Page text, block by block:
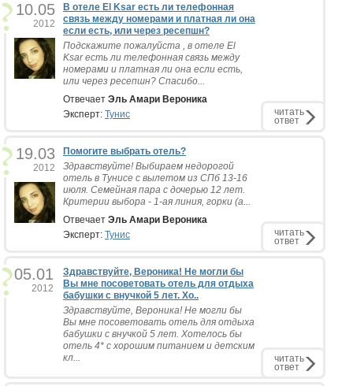
10.05
2012
В отеле El Ksar есть ли телефонная
связь между номерами и платная ли она
если есть, или через ресепшн?
Подскажите пожалуйста , в отеле El
Ksar есть ли телефонная связь между
номерами и платная ли она если есть,
или через ресепшн? Спасибо...
Отвечает Эль Амари Вероника
Эксперт: Тунис читать
ответ
19.03
2012
Помогите выбрать отель?
Здравствуйте! Выбираем недорогой
отель в Тунисе с вылетом из СПб 13-16
июля. Семейная пара с дочерью 12 лет.
Критерии выбора - 1-ая линия, горки (а...
Отвечает Эль Амари Вероника
Эксперт: Тунис читать
ответ
05.01
2012
Здравствуйте, Вероника! Не могли бы
Вы мне посоветовать отель для отдыха
бабушки с внучкой 5 лет. Хо..
Здравствуйте, Вероника! Не могли бы
Вы мне посоветовать отель для отдыха
бабушки с внучкой 5 лет. Хотелось бы
отель 4* с хорошим питанием и детским
кл...
читать
ответ